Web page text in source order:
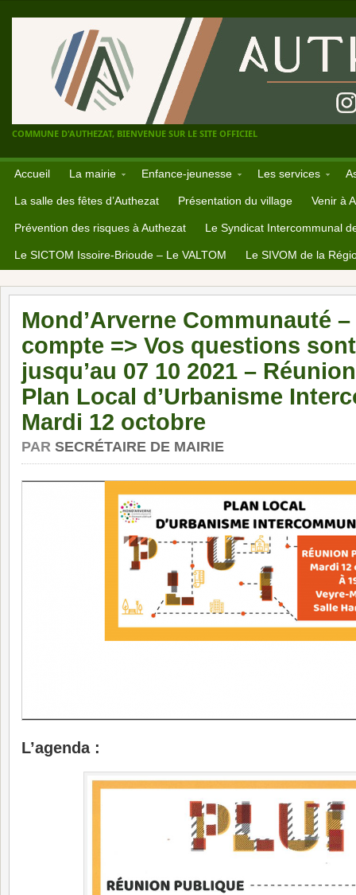
COMMUNE D'AUTHEZAT, BIENVENUE SUR LE SITE OFFICIEL
Accueil La mairie Enfance-jeunesse Les services
La salle des fêtes d’Authezat Présentation du village Venir à
Prévention des risques à Authezat Le Syndicat Intercommunal
Le SICTOM Issoire-Brioude – Le VALTOM Le SIVOM de la
Mond’Arverne Communauté
compte => Vos questions
jusqu’au 07 10 2021 –
Plan Local d’Urbanisme
Mardi 12 octobre
PAR SECRÉTAIRE DE MAIRIE
L’agenda :